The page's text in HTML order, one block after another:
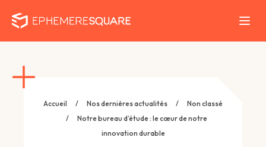
Accueil / Nos dernières actualités /
Non classé
/
Notre bureau d’étude : le cœur de notre
innovation durable